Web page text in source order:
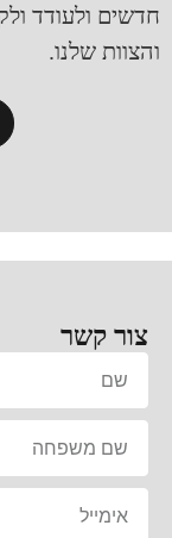
חדשים ולעודד
והצוות שלנו.
צור קשר